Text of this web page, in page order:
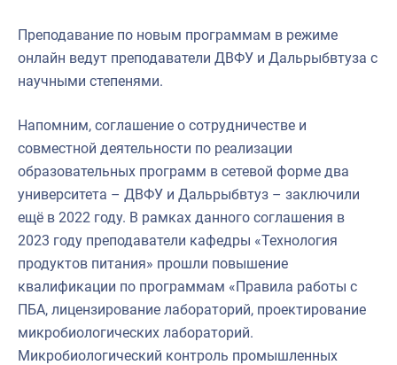
Преподавание по новым программам в режиме
онлайн ведут преподаватели ДВФУ и Дальрыбвтуза с
научными степенями.
Напомним, соглашение о сотрудничестве и
совместной деятельности по реализации
образовательных программ в сетевой форме два
университета – ДВФУ и Дальрыбвтуз – заключили
ещё в 2022 году. В рамках данного cоглашения в
2023 году преподаватели кафедры «Технология
продуктов питания» прошли повышение
квалификации по программам «Правила работы с
ПБА, лицензирование лабораторий, проектирование
микробиологических лабораторий.
Микробиологический контроль промышленных